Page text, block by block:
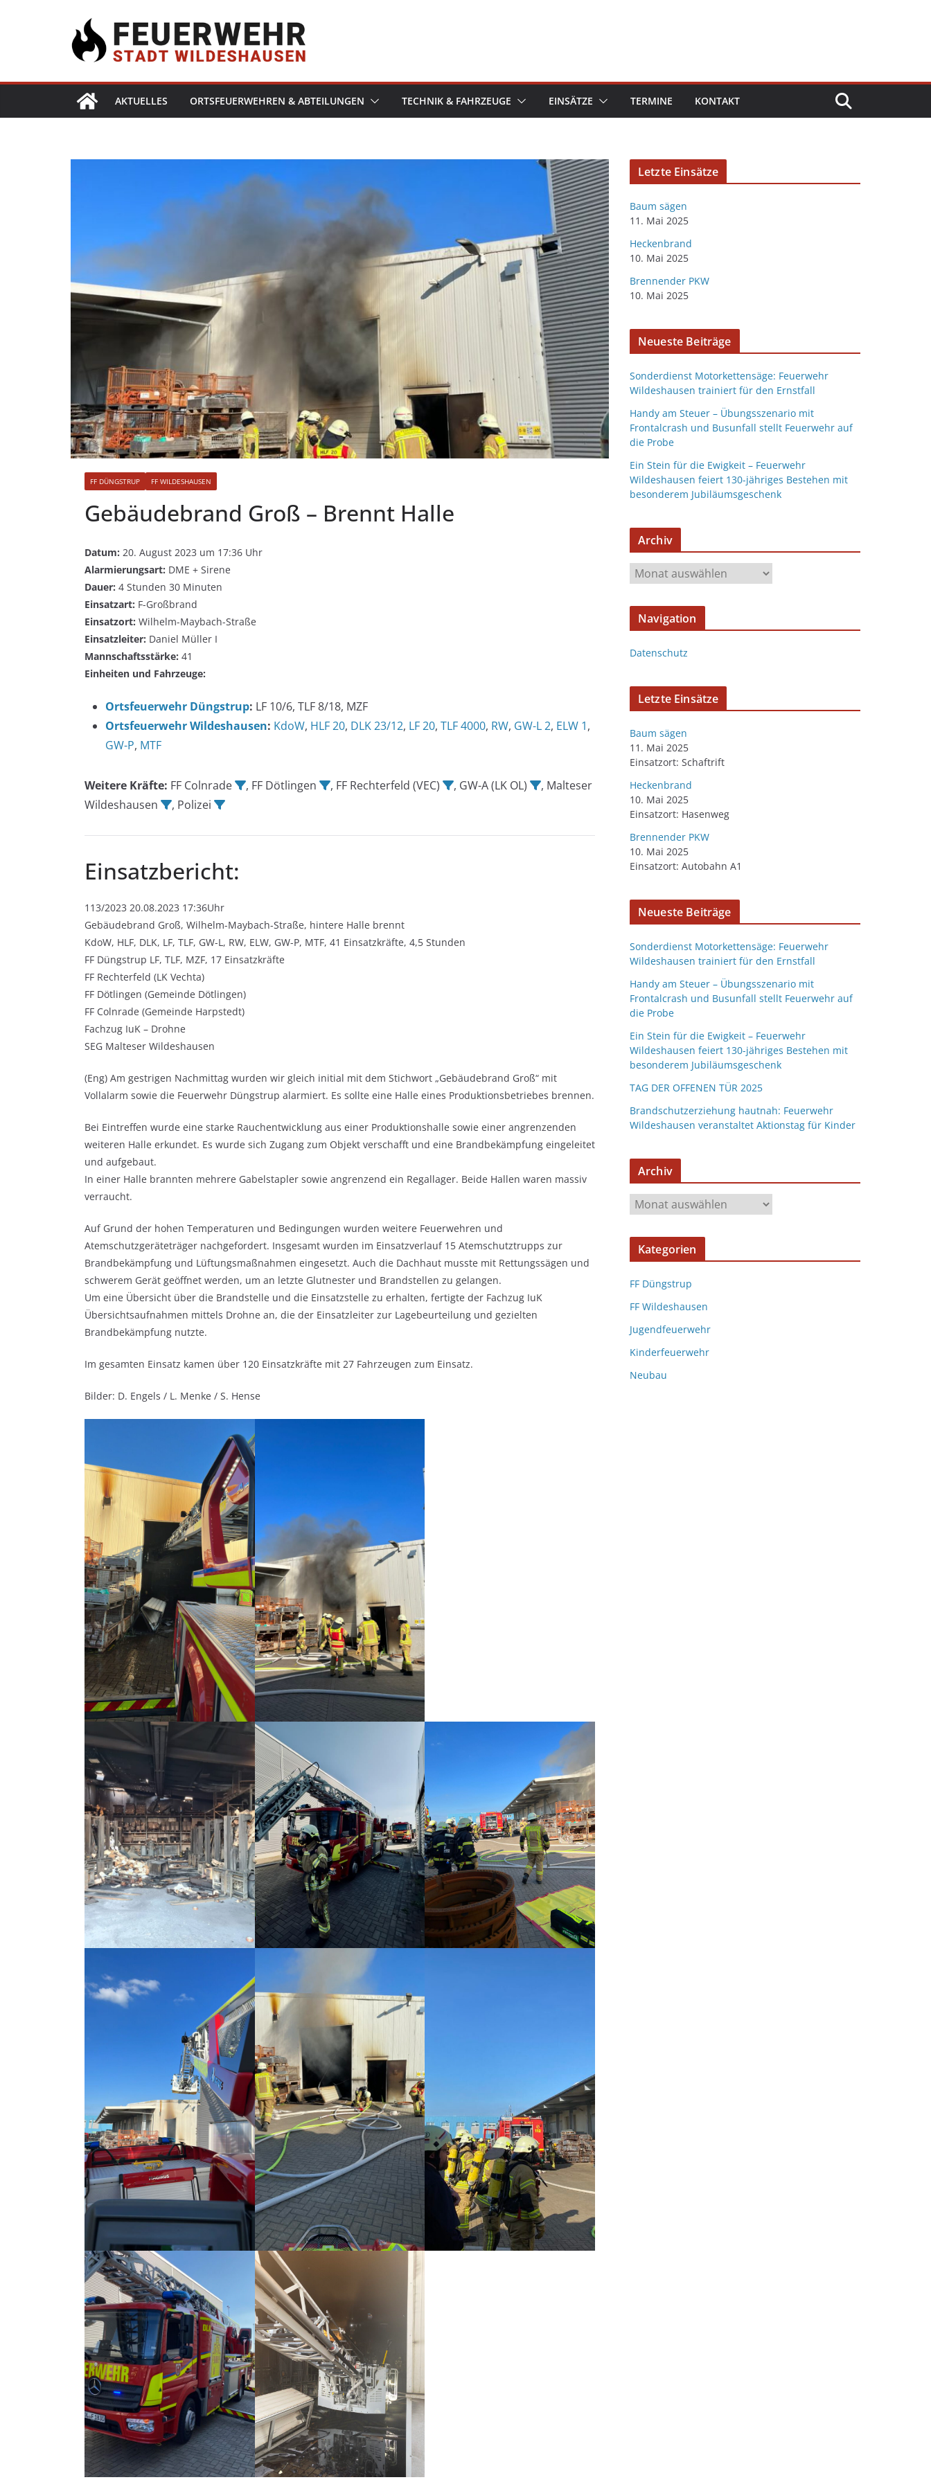
AKTUELLES ORTSFEUERWEHREN & ABTEILUNGEN TECHNIK & FAHRZEUGE EINSÄTZE TERMINE KONTAKT
FF DÜNGSTRUP FF WILDESHAUSEN
Gebäudebrand Groß – Brennt Halle
Datum: 20. August 2023 um 17:36 Uhr
Alarmierungsart: DME + Sirene
Dauer: 4 Stunden 30 Minuten
Einsatzart: F-Großbrand
Einsatzort: Wilhelm-Maybach-Straße
Einsatzleiter: Daniel Müller I
Mannschaftsstärke: 41
Einheiten und Fahrzeuge:
Ortsfeuerwehr Düngstrup: LF 10/6, TLF 8/18, MZF
Ortsfeuerwehr Wildeshausen: KdoW, HLF 20, DLK 23/12, LF 20, TLF 4000, RW, GW-L 2, ELW 1,
GW-P, MTF
Weitere Kräfte: FF Colnrade , FF Dötlingen , FF Rechterfeld (VEC) , GW-A (LK OL)
, Malteser
Wildeshausen
, Polizei
Einsatzbericht:
113/2023 20.08.2023 17:36Uhr
Gebäudebrand Groß, Wilhelm-Maybach-Straße, hintere Halle brennt
KdoW, HLF, DLK, LF, TLF, GW-L, RW, ELW, GW-P, MTF, 41 Einsatzkräfte, 4,5 Stunden
FF Düngstrup LF, TLF, MZF, 17 Einsatzkräfte
FF Rechterfeld (LK Vechta)
FF Dötlingen (Gemeinde Dötlingen)
FF Colnrade (Gemeinde Harpstedt)
Fachzug IuK – Drohne
SEG Malteser Wildeshausen
(Eng) Am gestrigen Nachmittag wurden wir gleich initial mit dem Stichwort „Gebäudebrand Groß“ mit
Vollalarm sowie die Feuerwehr Düngstrup alarmiert. Es sollte eine Halle eines Produktionsbetriebes brennen.
Bei Eintreffen wurde eine starke Rauchentwicklung aus einer Produktionshalle sowie einer angrenzenden
weiteren Halle erkundet. Es wurde sich Zugang zum Objekt verschafft und eine Brandbekämpfung eingeleitet
und aufgebaut.
In einer Halle brannten mehrere Gabelstapler sowie angrenzend ein Regallager. Beide Hallen waren massiv
verraucht.
Auf Grund der hohen Temperaturen und Bedingungen wurden weitere Feuerwehren und
Atemschutzgeräteträger nachgefordert. Insgesamt wurden im Einsatzverlauf 15 Atemschutztrupps zur
Brandbekämpfung und Lüftungsmaßnahmen eingesetzt. Auch die Dachhaut musste mit Rettungssägen und
schwerem Gerät geöffnet werden, um an letzte Glutnester und Brandstellen zu gelangen.
Um eine Übersicht über die Brandstelle und die Einsatzstelle zu erhalten, fertigte der Fachzug IuK
Übersichtsaufnahmen mittels Drohne an, die der Einsatzleiter zur Lagebeurteilung und gezielten
Brandbekämpfung nutzte.
Im gesamten Einsatz kamen über 120 Einsatzkräfte mit 27 Fahrzeugen zum Einsatz.
Bilder: D. Engels / L. Menke / S. Hense
Letzte Einsätze
Baum sägen
11. Mai 2025
Heckenbrand
10. Mai 2025
Brennender PKW
10. Mai 2025
Neueste Beiträge
Sonderdienst Motorkettensäge: Feuerwehr
Wildeshausen trainiert für den Ernstfall
Handy am Steuer – Übungsszenario mit
Frontalcrash und Busunfall stellt Feuerwehr auf
die Probe
Ein Stein für die Ewigkeit – Feuerwehr
Wildeshausen feiert 130-jähriges Bestehen mit
besonderem Jubiläumsgeschenk
Archiv
Navigation
Datenschutz
Letzte Einsätze
Baum sägen
11. Mai 2025
Einsatzort: Schaftrift
Heckenbrand
10. Mai 2025
Einsatzort: Hasenweg
Brennender PKW
10. Mai 2025
Einsatzort: Autobahn A1
Neueste Beiträge
Sonderdienst Motorkettensäge: Feuerwehr
Wildeshausen trainiert für den Ernstfall
Handy am Steuer – Übungsszenario mit
Frontalcrash und Busunfall stellt Feuerwehr auf
die Probe
Ein Stein für die Ewigkeit – Feuerwehr
Wildeshausen feiert 130-jähriges Bestehen mit
besonderem Jubiläumsgeschenk
TAG DER OFFENEN TÜR 2025
Brandschutzerziehung hautnah: Feuerwehr
Wildeshausen veranstaltet Aktionstag für Kinder
Archiv
Kategorien
FF Düngstrup
FF Wildeshausen
Jugendfeuerwehr
Kinderfeuerwehr
Neubau